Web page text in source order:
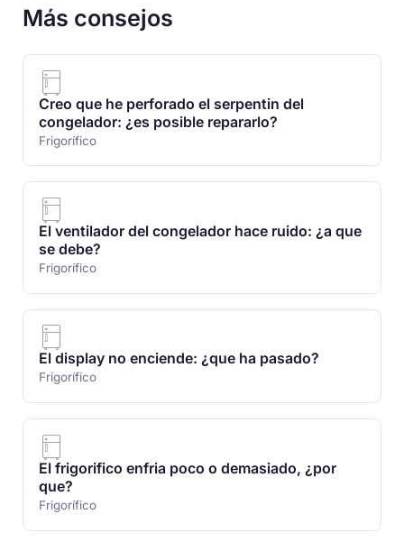
Más consejos
Creo que he perforado el serpentin del
congelador: ¿es posible repararlo?
Frigorífico
El ventilador del congelador hace ruido: ¿a que
se debe?
Frigorífico
El display no enciende: ¿que ha pasado?
Frigorífico
El frigorifico enfria poco o demasiado, ¿por
que?
Frigorífico